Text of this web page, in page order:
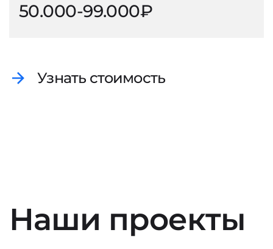
50.000-99.000₽
Узнать стоимость
Наши проекты